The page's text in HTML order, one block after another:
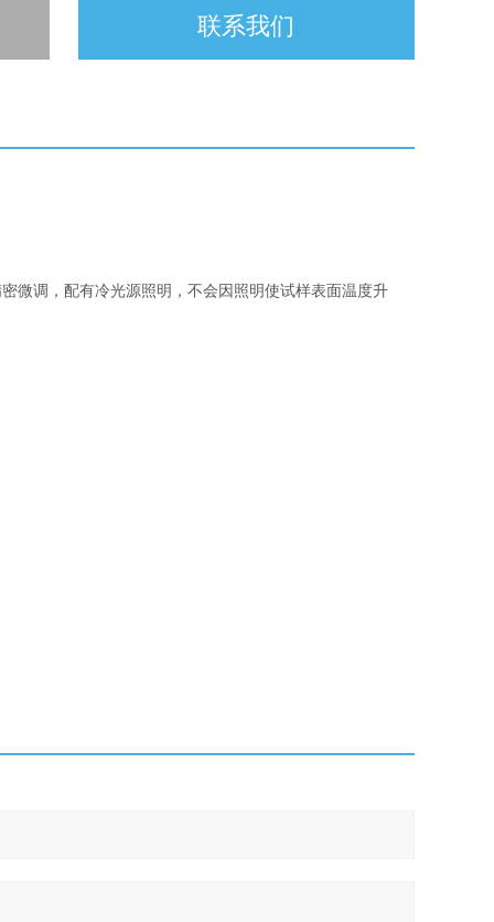
联系我们
微调，配有冷光源照明，不会因照明使试样表面温度升